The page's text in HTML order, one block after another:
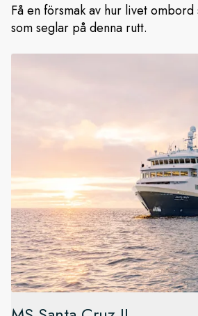
Få en försmak av hur livet
som seglar på denna rutt.